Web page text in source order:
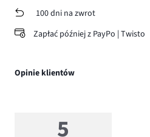
100 dni na zwrot
Zapłać później z PayPo | Twisto
Opinie klientów
5